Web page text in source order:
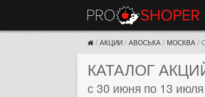
/ АКЦИИ / АВОСЬКА / МОСКВА /
КАТАЛОГ
с 30 июня по 13